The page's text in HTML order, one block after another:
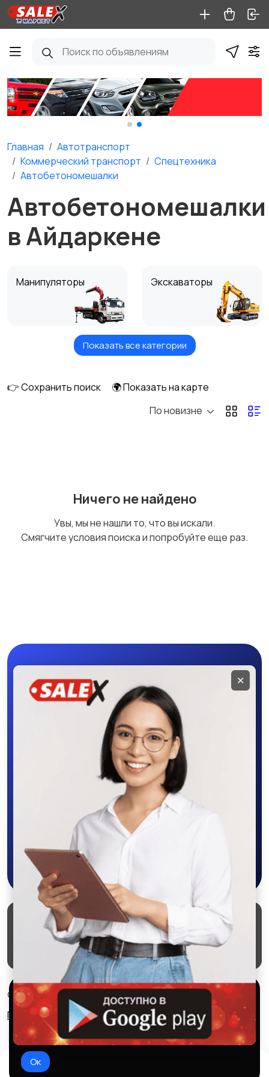
Главная
Автотранспорт
Коммерческий транспорт
Спецтехника
Автобетономешалки
Автобетономешалки
в Айдаркене
Манипуляторы Экскаваторы
Автокраны
Автобетономешалки
техника
Показать все категории
👉 Сохранить поиск
🌍 Показать на карте
По новизне
Ничего не найдено
Увы, мы не нашли то, что вы искали.
Смягчите условия поиска и попробуйте еще раз.
Мобильное
приложение
Скачайте приложение в Google Play –
крутите колесо фортуны, выигрывайте
бонусы, удобно ищите и размещайте
объявления - все это в нашем мобильном
приложении SALEX!
Скачать в Google Play
Маркеты Блог
О проекте
Служба поддержки
Удаление аккаунта
Партнерка
© 2026 SALEX МАРКЕТ
Правила сервиса
Конфиденциальность
Используем куки и рекомендательные
технологии
Это чтобы сайт работал лучше. Оставаясь с нами, вы
соглашаетесь на использование файлов куки.
Ок
✕